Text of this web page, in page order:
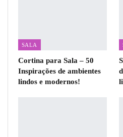
SALA
Cortina para Sala – 50
Inspirações de ambientes
lindos e modernos!